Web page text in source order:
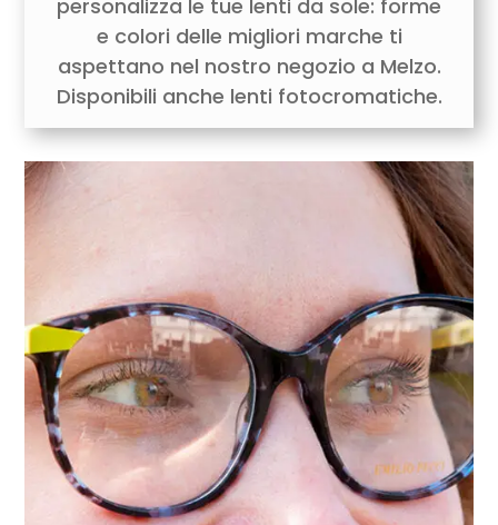
personalizza le tue lenti da sole: forme
e colori delle migliori marche ti
aspettano nel nostro negozio a Melzo.
Disponibili anche lenti fotocromatiche.